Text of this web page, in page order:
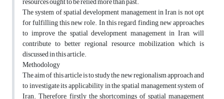
The system of spatial development management in Iran is not opt
for fulfilling this new role. In this regard, finding new approaches
to improve the spatial development management in Iran, will
contribute to better regional resource mobilization which is
discussed in this article.
Methodology
The aim of this article is to study the new regionalism approach and
to investigate its applicability in the spatial management system of